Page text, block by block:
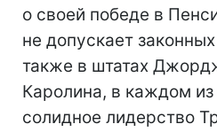
о своей победе в
не допускает
также в штатах
Каролина, в каждом
солидное лидерство